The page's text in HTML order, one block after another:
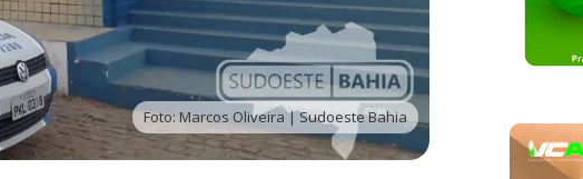
Foto: Marcos Oliveira | Sudoeste Bahia